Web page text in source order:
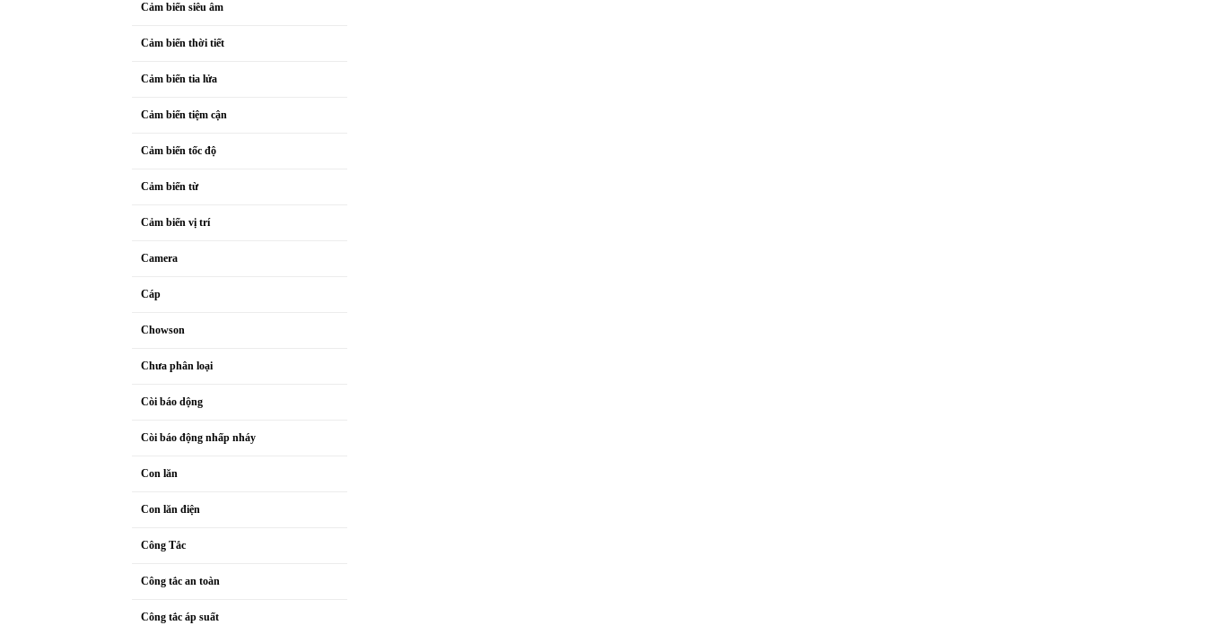
Cảm biến siêu âm
Cảm biến thời tiết
Cảm biến tia lửa
Cảm biến tiệm cận
Cảm biến tốc độ
Cảm biến từ
Cảm biến vị trí
Camera
Cáp
Chowson
Chưa phân loại
Còi báo dộng
Còi báo động nhấp nháy
Con lăn
Con lăn điện
Công Tắc
Công tắc an toàn
Công tắc áp suất